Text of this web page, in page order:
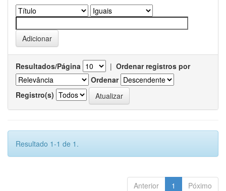
Resultados/Página | Ordenar registros por
Ordenar
Registro(s)
Resultado 1-1 de 1.
Anterior 1 Póximo